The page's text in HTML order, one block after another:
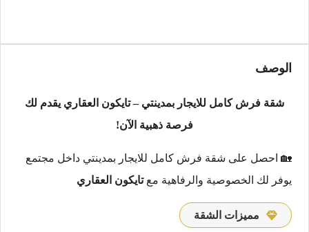
الوصف
شقة فرش كامل للايجار بمدينتي – تايكون العقاري يقدم لك
فرصة ذهبية الآن!
🏡 احصل على شقة فرش كامل للايجار بمدينتي داخل مجتمع
يوفر لك الخصوصية والرفاهية معتايكون العقاري
مميزات الشقة